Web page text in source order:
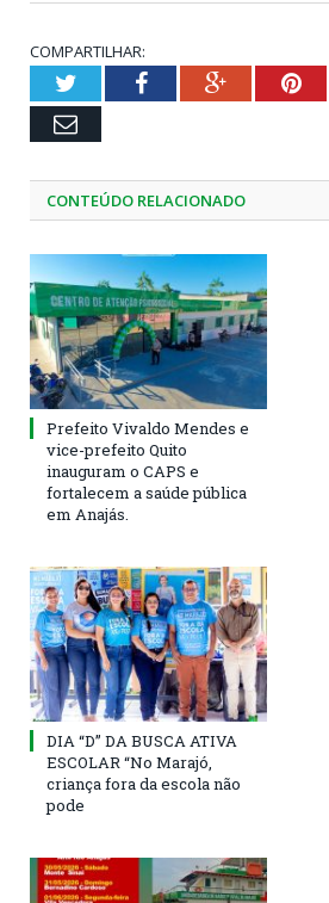
COMPARTILHAR:
TwitterFacebookGoogle+
Email
CONTEÚDO RELACIONADO
Prefeito Vivaldo Mendes e
vice-prefeito Quito
inauguram o CAPS e
fortalecem a saúde pública
em Anajás.
DIA “D” DA BUSCA ATIVA
ESCOLAR “No Marajó,
criança fora da escola não
pode